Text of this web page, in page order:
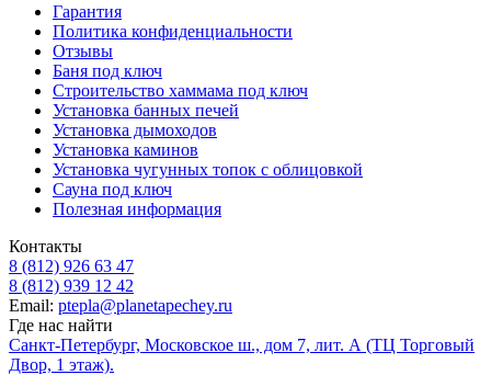
Гарантия
Политика конфиденциальности
Отзывы
Баня под ключ
Строительство хаммама под ключ
Установка банных печей
Установка дымоходов
Установка каминов
Установка чугунных топок с облицовкой
Сауна под ключ
Полезная информация
Контакты
8 (812) 926 63 47
8 (812) 939 12 42
Email: ptepla@planetapechey.ru
Где нас найти
Санкт-Петербург, Московское ш., дом 7, лит. А (ТЦ Торговый
Двор, 1 этаж).